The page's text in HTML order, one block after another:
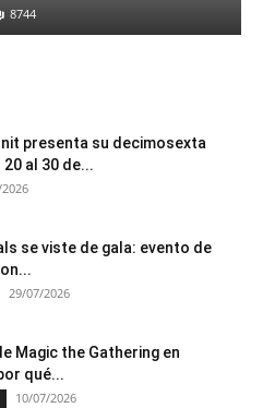
8744
presenta su decimosexta
al 30 de...
se viste de gala: evento de
29/07/2026
Magic the Gathering en
qué...
10/07/2026